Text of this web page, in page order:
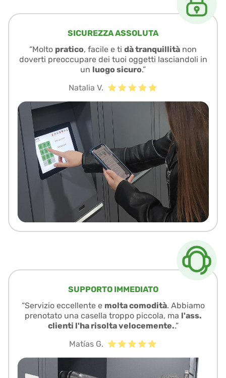
SICUREZZA ASSOLUTA
“Molto pratico, facile e ti dà tranquillità non
doverti preoccupare dei tuoi oggetti lasciandoli in
un luogo sicuro.”
Natalia V.
SUPPORTO IMMEDIATO
“Servizio eccellente e molta comodità. Abbiamo
prenotato una casella troppo piccola, ma l'ass.
clienti l'ha risolta velocemente..”
Matías G.